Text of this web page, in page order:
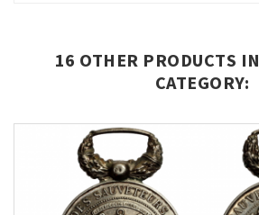
16 OTHER PRODUCTS
CATEGORY: